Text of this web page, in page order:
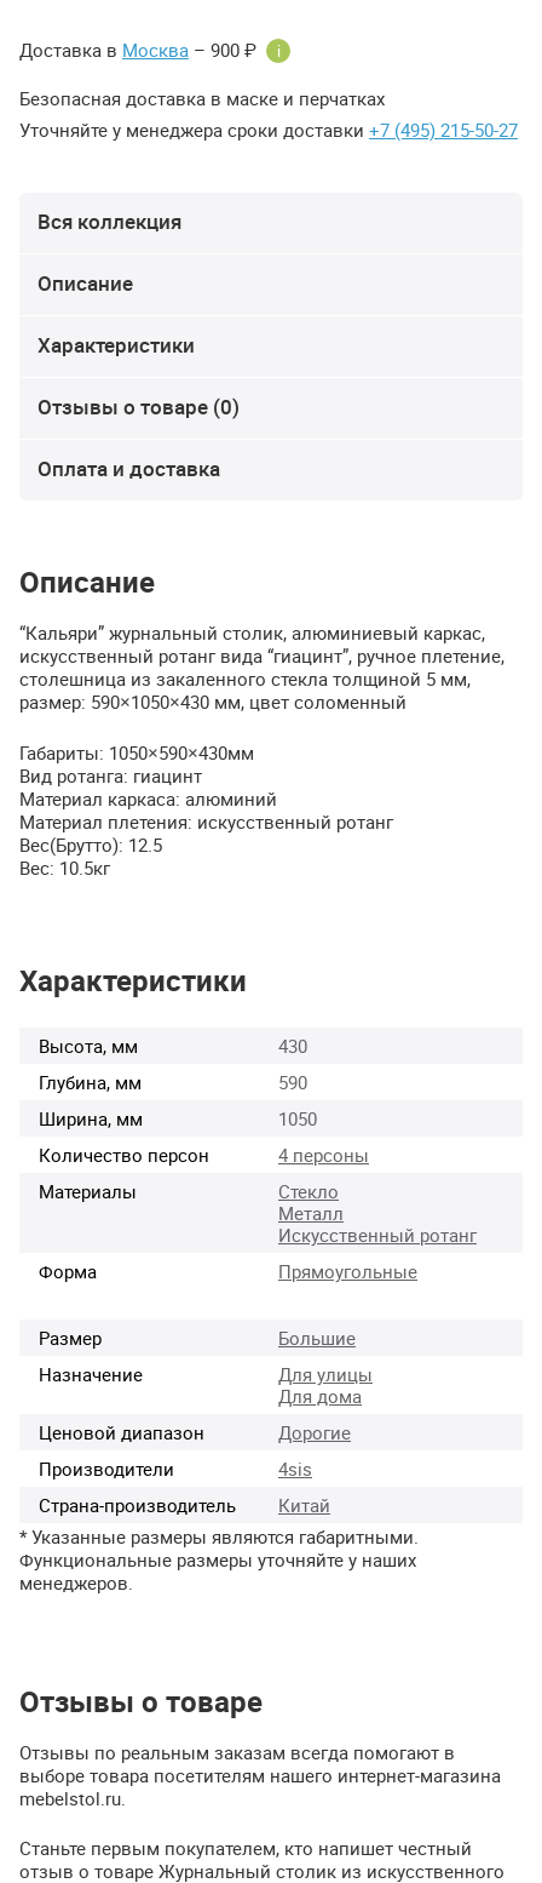
Доставка в Москва – 900 ₽ i
Безопасная доставка в маске и перчатках
Уточняйте у менеджера сроки доставки +7 (495) 215-50-27
Вся коллекция
Описание
Характеристики
Отзывы о товаре (0)
Оплата и доставка
Описание
“Кальяри” журнальный столик, алюминиевый каркас,
искусственный ротанг вида “гиацинт”, ручное плетение,
столешница из закаленного стекла толщиной 5 мм,
размер: 590×1050×430 мм, цвет соломенный
Габариты: 1050×590×430мм
Вид ротанга: гиацинт
Материал каркаса: алюминий
Материал плетения: искусственный ротанг
Вес(Брутто): 12.5
Вес: 10.5кг
Характеристики
Высота, мм
430
Глубина, мм
590
Ширина, мм
1050
Количество персон
4 персоны
Материалы
Стекло
Металл
Искусственный ротанг
Форма
Прямоугольные
Размер
Большие
Назначение
Для улицы
Для дома
Ценовой диапазон
Дорогие
Производители
4sis
Страна-производитель
Китай
* Указанные размеры являются габаритными.
Функциональные размеры уточняйте у наших
менеджеров.
Отзывы о товаре
Отзывы по реальным заказам всегда помогают в
выборе товара посетителям нашего интернет-магазина
mebelstol.ru.
Станьте первым покупателем, кто напишет честный
отзыв о товаре Журнальный столик из искусственного